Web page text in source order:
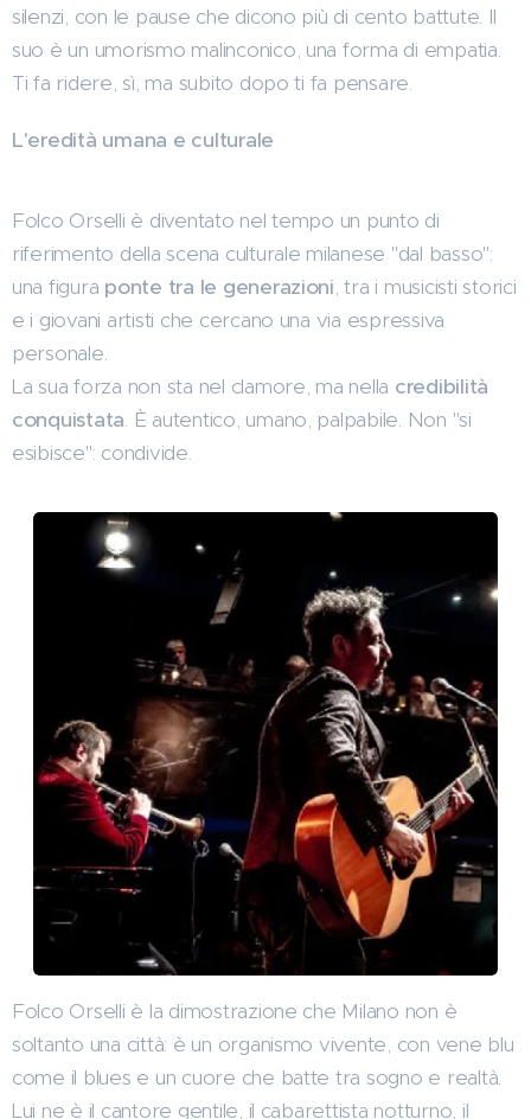
silenzi, con le pause che dicono più di cento battute. Il
suo è un umorismo malinconico, una forma di empatia.
Ti fa ridere, sì, ma subito dopo ti fa pensare.
L'eredità umana e culturale
Folco Orselli è diventato nel tempo un punto di
riferimento della scena culturale milanese "dal basso":
una figura ponte tra le generazioni, tra i musicisti storici
e i giovani artisti che cercano una via espressiva
personale.
La sua forza non sta nel clamore, ma nella credibilità
conquistata. È autentico, umano, palpabile. Non "si
esibisce": condivide.
Folco Orselli è la dimostrazione che Milano non è
soltanto una città: è un organismo vivente, con vene blu
come il blues e un cuore che batte tra sogno e realtà.
Lui ne è il cantore gentile, il cabarettista notturno, il